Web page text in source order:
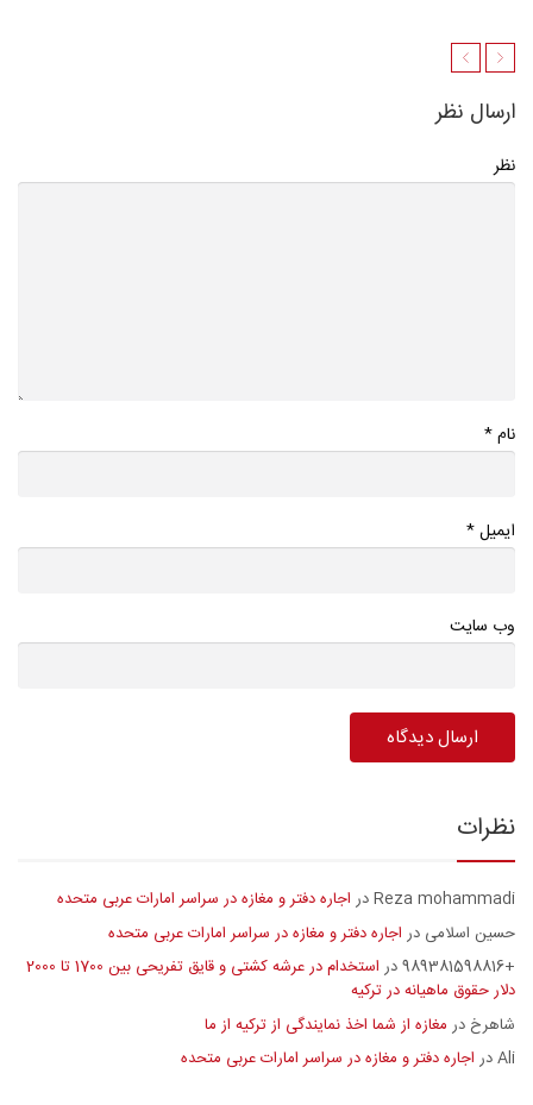
ارسال نظر
نظر
نام*
ایمیل*
وب سایت
نظرات
Reza mohammadiدر اجاره دفتر و مغازه در سراسر امارات عربی متحده
حسین اسلامی در اجاره دفتر و مغازه در سراسر امارات عربی متحده
+989381598816
در
استخدام در عرشه کشتی و قایق تفریحی بین 1700 تا 2000
دلار حقوق ماهیانه در ترکیه
شاهرخ در مغازه از شما اخذ نمایندگی از ترکیه از ما
Aliدر اجاره دفتر و مغازه در سراسر امارات عربی متحده